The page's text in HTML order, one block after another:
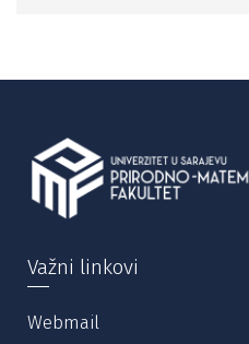
Važni linkovi
Webmail